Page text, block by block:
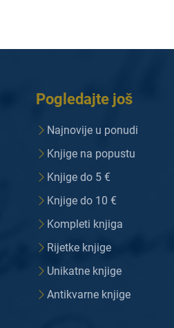
Pogledajte još
Najnovije u ponudi
Knjige na popustu
Knjige do 5 €
Knjige do 10 €
Kompleti knjiga
Rijetke knjige
Unikatne knjige
Antikvarne knjige